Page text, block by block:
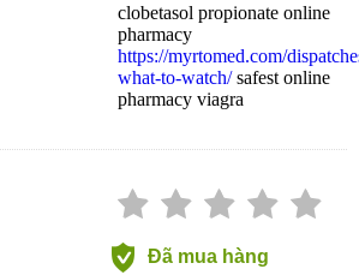
clobetasol propionate online
pharmacy
https://myrtomed.com/
what-to-watch/safest online
pharmacy viagra
Đã mua hàng